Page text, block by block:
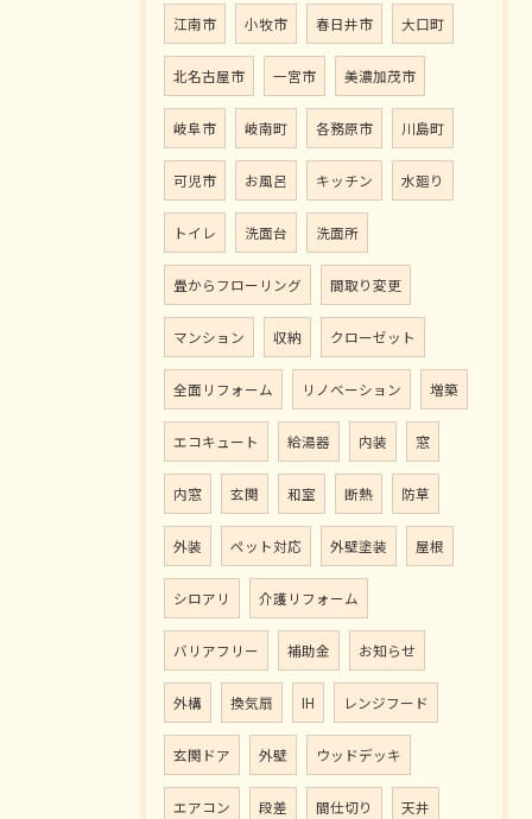
江南市 小牧市 春日井市 大口町
北名古屋市 一宮市 美濃加茂市
岐阜市 岐南町 各務原市 川島町
可児市 お風呂 キッチン 水廻り
トイレ 洗面台 洗面所
畳からフローリング 間取り変更
マンション 収納 クローゼット
全面リフォーム リノベーション 増築
エコキュート 給湯器 内装 窓
内窓 玄関 和室 断熱 防草
外装 ペット対応 外壁塗装 屋根
シロアリ 介護リフォーム
バリアフリー 補助金 お知らせ
外構 換気扇 IH レンジフード
玄関ドア 外壁 ウッドデッキ
エアコン 段差 間仕切り 天井